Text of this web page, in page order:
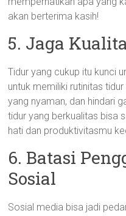
akan berterima kasih!
5. Jaga
Tidur yang cukup itu kunci
untuk memiliki rutinitas
yang nyaman, dan hindari
tidur yang berkualitas bisa
hati dan produktivitasmu
6. Batasi
Sosial
Sosial media bisa jadi